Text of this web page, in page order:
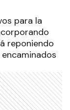
para la
reponiendo